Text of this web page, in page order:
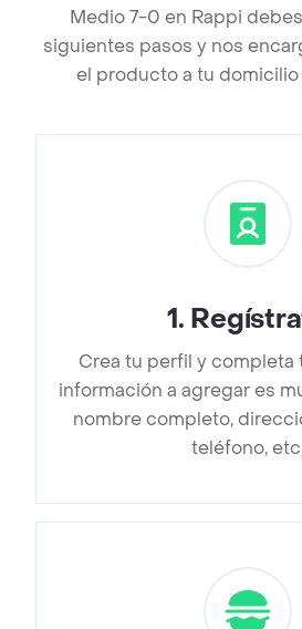
Medio 7-0 en Rappi
siguientes pasos y nos
el producto a tu domicilio
1.
Crea tu perfil y completa
información a agregar es
nombre completo,
teléfono,